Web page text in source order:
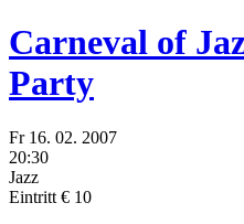
Carneval of
Party
Fr 16. 02. 2007
20:30
Jazz
Eintritt € 10